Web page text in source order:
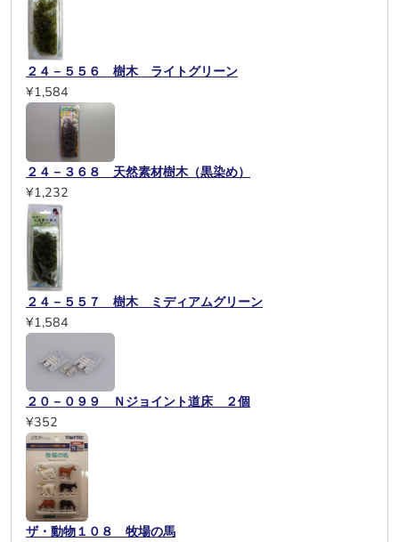
２４－５５６ 樹木 ライトグリーン
¥1,584
２４－３６８ 天然素材樹木（黒染め）
¥1,232
２４－５５７ 樹木 ミディアムグリーン
¥1,584
２０－０９９ Ｎジョイント道床 ２個
¥352
ザ・動物１０８ 牧場の馬